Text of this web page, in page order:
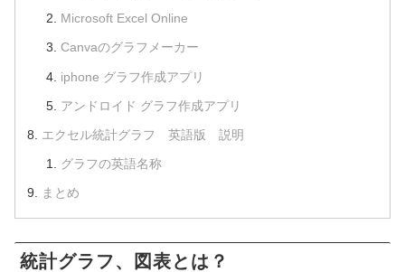
Microsoft Excel Online
Canvaのグラフメーカー
iphone グラフ作成アプリ
アンドロイド グラフ作成アプリ
エクセル統計グラフ 英語版 説明
グラフの英語名称
まとめ
統計グラフ、図表とは？